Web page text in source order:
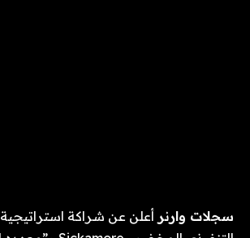
سجلات وارنر أعلن عن شراكة